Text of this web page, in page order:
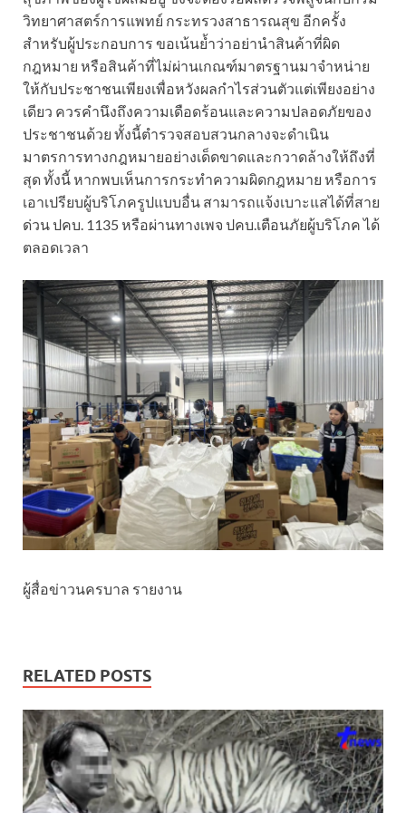
วิทยาศาสตร์การแพทย์ กระทรวงสาธารณสุข อีกครั้ง
สำหรับผู้ประกอบการ ขอเน้นย้ำว่าอย่านำสินค้าที่ผิด
กฎหมาย หรือสินค้าที่ไม่ผ่านเกณฑ์มาตรฐานมาจำหน่าย
ให้กับประชาชนเพียงเพื่อหวังผลกำไรส่วนตัวแต่เพียงอย่าง
เดียว ควรคำนึงถึงความเดือดร้อนและความปลอดภัยของ
ประชาชนด้วย ทั้งนี้ตำรวจสอบสวนกลางจะดำเนิน
มาตรการทางกฎหมายอย่างเด็ดขาดและกวาดล้างให้ถึงที่
สุด ทั้งนี้ หากพบเห็นการกระทำความผิดกฎหมาย หรือการ
เอาเปรียบผู้บริโภครูปแบบอื่น สามารถแจ้งเบาะแสได้ที่สาย
ด่วน ปคบ. 1135 หรือผ่านทางเพจ ปคบ.เตือนภัยผู้บริโภค ได้
ตลอดเวลา
ผู้สื่อข่าวนครบาล รายงาน
RELATED POSTS